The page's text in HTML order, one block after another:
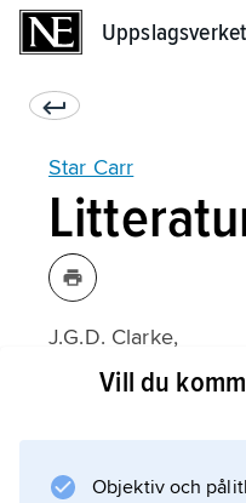
Uppslagsverket
Star Carr
J.G.D. Clarke,
Excavations at Star
Vill du
Objektiv och